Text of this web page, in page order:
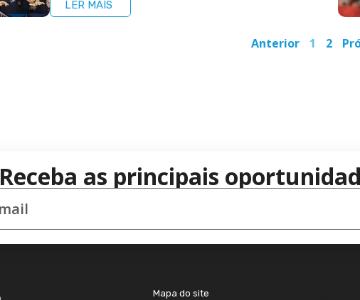
LER MAIS
Anterior 1 2
Receba as principais
Mapa do site